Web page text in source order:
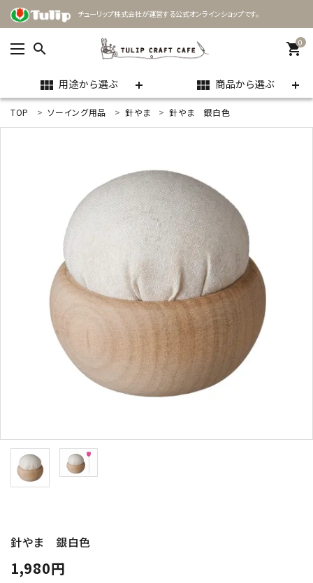
チューリップ株式会社が運営する公式オンラインショップです。
search 0
shopping_cart
view_module 用途から選ぶ view_module 商品から選ぶ
ACCOUNT MENU
person 新規会員登録
search
商品カテゴリー
トピックス
プライバシーポリシー
特定商取引法について
TOP ソーイング用品 針やま 針やま 銀白色
針やま 銀白色
1,980円